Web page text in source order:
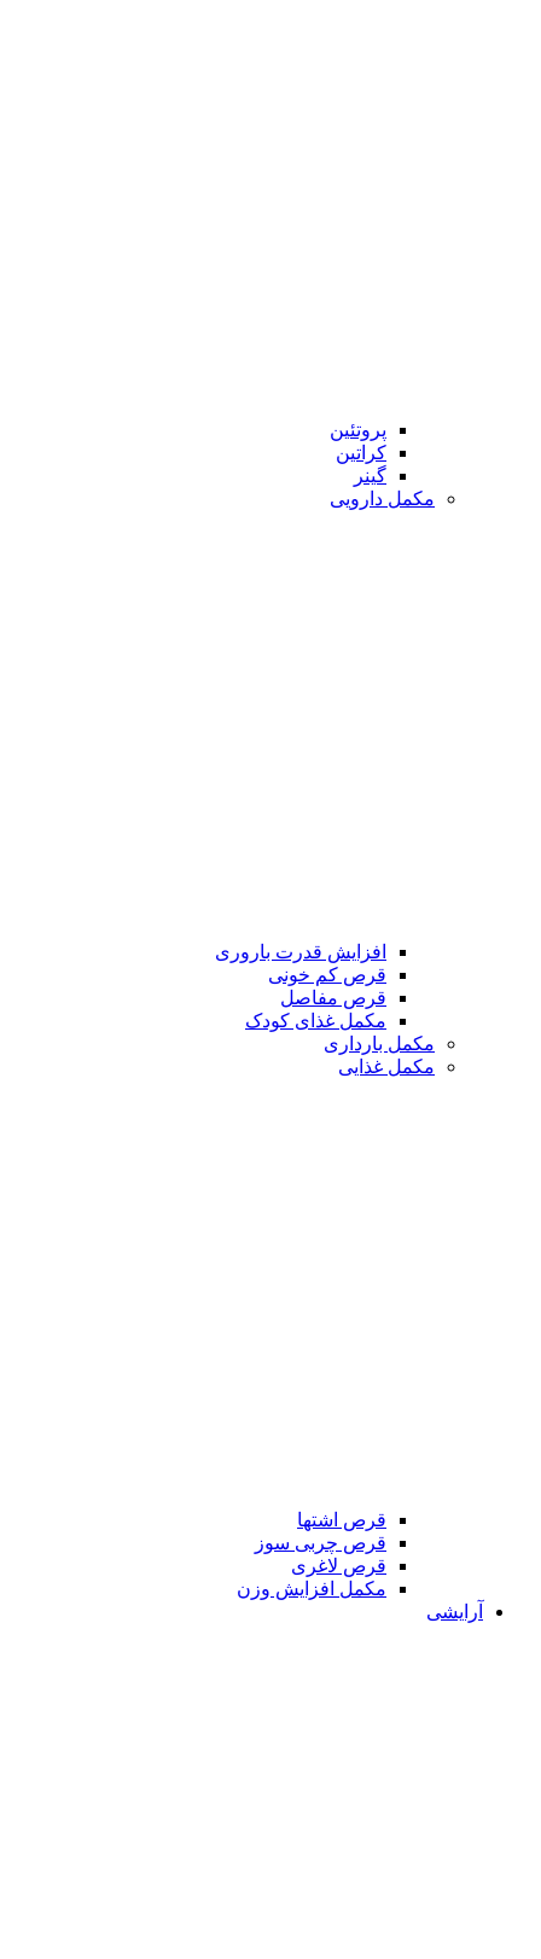
پروتئین
کراتین
گینر
مکمل دارویی
افزایش قدرت باروری
قرص کم خونی
قرص مفاصل
مکمل غذای کودک
مکمل بارداری
مکمل غذایی
قرص اشتها
قرص چربی سوز
قرص لاغری
مکمل افزایش وزن
آرایشی